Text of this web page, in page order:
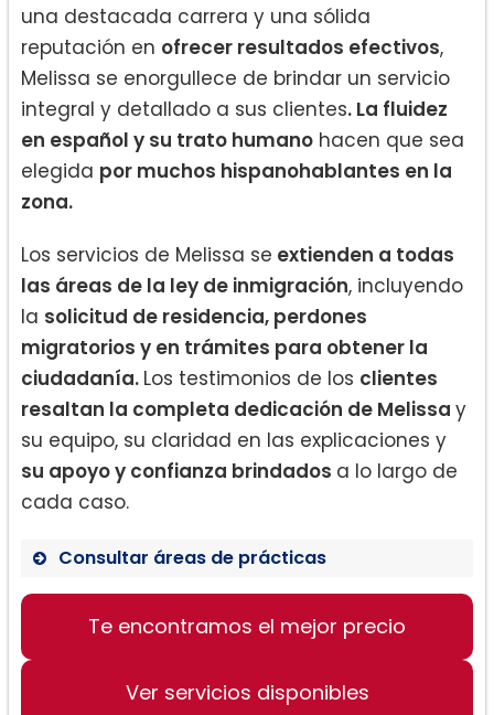
una destacada carrera y una sólida
reputación en ofrecer resultados efectivos,
Melissa se enorgullece de brindar un servicio
integral y detallado a sus clientes. La fluidez
en español y su trato humano hacen que sea
elegida por muchos hispanohablantes en la
zona.
Los servicios de Melissa se extienden a todas
las áreas de la ley de inmigración, incluyendo
la solicitud de residencia, perdones
migratorios y en trámites para obtener la
ciudadanía. Los testimonios de los clientes
resaltan la completa dedicación de Melissa y
su equipo, su claridad en las explicaciones y
su apoyo y confianza brindados a lo largo de
cada caso.
Consultar áreas de prácticas
Residencia Permanente
Ciudadanía
Te encontramos el mejor precio
Ver servicios disponibles